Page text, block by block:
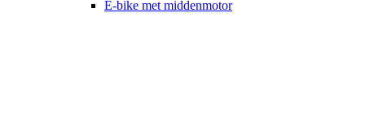
E-bike met middenmotor